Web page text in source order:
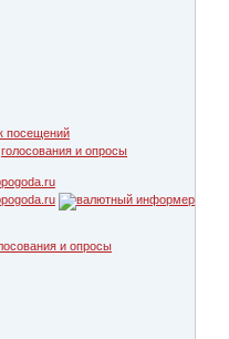
голосования и опросы
и опросы